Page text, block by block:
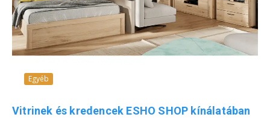
Egyéb
Vitrinek és kredencek ESHO SHOP kínálatában